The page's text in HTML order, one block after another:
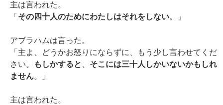
主は言われた。
「 その四十人のためにわたしはそれをしない。」
アブラハムは言った。
「主よ、どうかお怒りにならずに、もう少し言わせてくだ
さい。
もしかすると 、 そこには三十人しかいないかもしれ
ません。」
主は言われた。